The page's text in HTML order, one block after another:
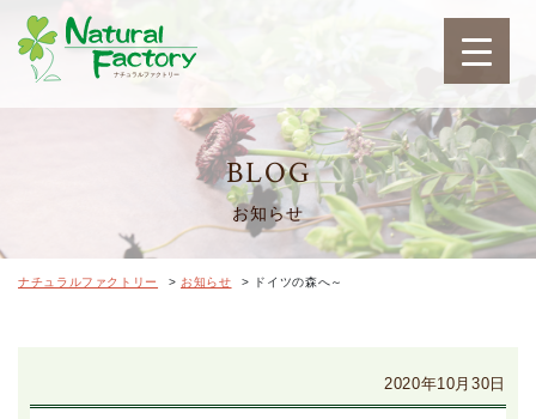
ナチュラルファクトリ
BLOG
お知らせ
ナチュラルファクトリー > お知らせ > ドイツの森へ～
2020年10月30日